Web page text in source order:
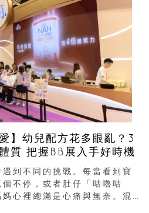
】幼兒配方花多眼亂？3
質 把握BB展入手好時機
到不同的挑戰。每當看到寶
不停，或者肚仔「咕嚕咕
心裡總滿是心痛與無奈。混